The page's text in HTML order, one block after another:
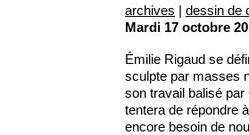
archives | dessin de
Mardi 17 octobre
Émilie Rigaud se
sculpte par masses
son travail balisé par
tentera de répondre
encore besoin de